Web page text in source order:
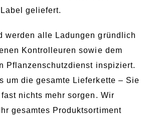
Label geliefert.
werden alle Ladungen gründlich
Kontrolleuren sowie dem
Pflanzenschutzdienst inspiziert.
um die gesamte Lieferkette – Sie
nichts mehr sorgen. Wir
gesamtes Produktsortiment